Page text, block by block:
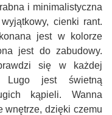
i minimalistyczna
cienki rant.
jest w kolorze
jest do zabudowy.
się w każdej
Lugo jest świetną
kąpieli. Wanna
wnętrze, dzięki czemu